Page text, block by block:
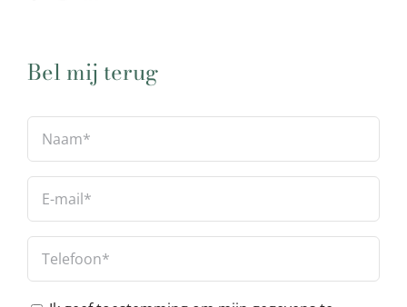
Bel mij terug